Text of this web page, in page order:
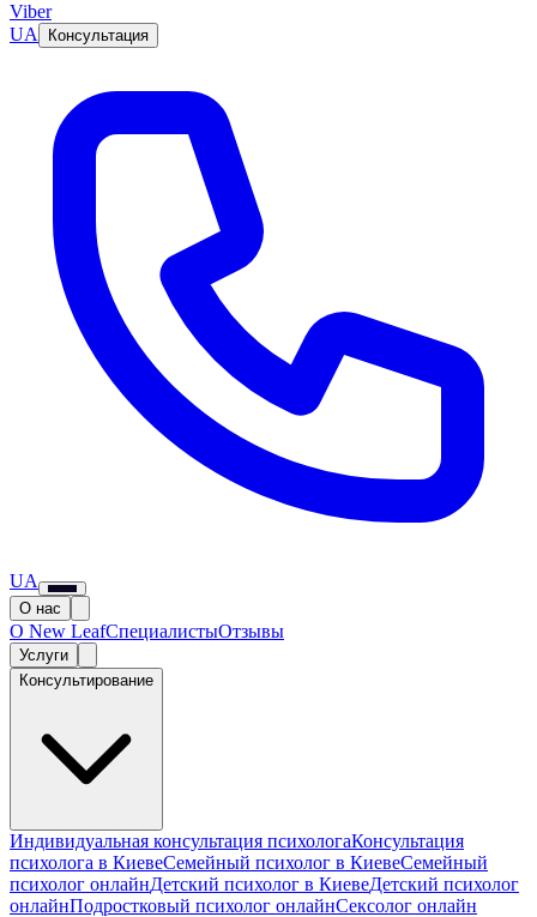
Viber
UA
Консультация
UA
О нас
О New LeafСпециалистыОтзывы
Услуги
Консультирование
Индивидуальная консультация психологаКонсультация
психолога в КиевеСемейный психолог в КиевеСемейный
психолог онлайнДетский психолог в КиевеДетский психолог
онлайнПодростковый психолог онлайнСексолог онлайн